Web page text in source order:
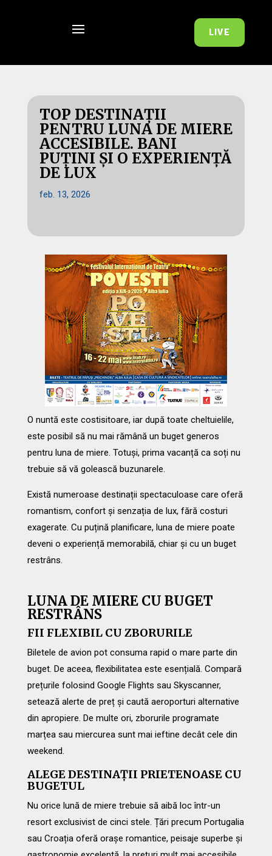
LIVE
TOP DESTINAȚII
PENTRU LUNA DE MIERE
ACCESIBILE. BANI
PUȚINI ȘI O EXPERIENȚĂ
DE LUX
feb. 13, 2026
O nuntă este costisitoare, iar după toate cheltuielile,
este posibil să nu mai rămână un buget generos
pentru luna de miere. Totuși, prima vacanță ca soți nu
trebuie să vă golească buzunarele.
Există numeroase destinații spectaculoase care oferă
romantism, confort și senzația de lux, fără costuri
exagerate. Cu puțină planificare, luna de miere poate
deveni o experiență memorabilă, chiar și cu un buget
restrâns.
LUNA DE MIERE CU BUGET
RESTRÂNS
FII FLEXIBIL CU ZBORURILE
Biletele de avion pot consuma rapid o mare parte din
buget. De aceea, flexibilitatea este esențială. Compară
prețurile folosind Google Flights sau Skyscanner,
setează alerte de preț și caută aeroporturi alternative
din apropiere. De multe ori, zborurile programate
marțea sau miercurea sunt mai ieftine decât cele din
weekend.
ALEGE DESTINAȚII PRIETENOASE CU
BUGETUL
Nu orice lună de miere trebuie să aibă loc într-un
resort exclusivist de cinci stele. Țări precum Portugalia
sau Croația oferă orașe romantice, peisaje superbe și